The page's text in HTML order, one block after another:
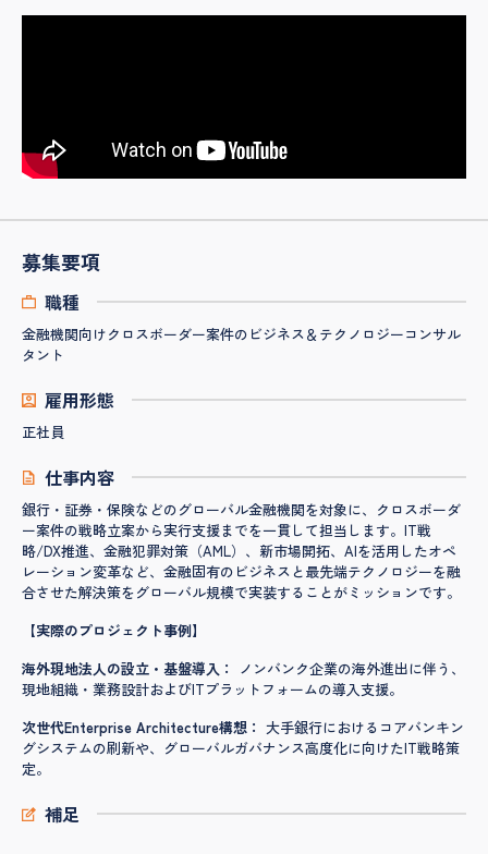
募集要項
職種
金融機関向けクロスボーダー案件のビジネス＆テクノロジーコンサル
タント
雇用形態
正社員
仕事内容
銀行・証券・保険などのグローバル金融機関を対象に、クロスボーダ
ー案件の戦略立案から実行支援までを一貫して担当します。IT戦
略/DX推進、金融犯罪対策（AML）、新市場開拓、AIを活用したオペ
レーション変革など、金融固有のビジネスと最先端テクノロジーを融
合させた解決策をグローバル規模で実装することがミッションです。
【実際のプロジェクト事例】
海外現地法人の設立・基盤導入：
ノンバンク企業の海外進出に伴う、
現地組織・業務設計およびITプラットフォームの導入支援。
次世代Enterprise Architecture構想： 大手銀行におけるコアバンキン
グシステムの刷新や、グローバルガバナンス高度化に向けたIT戦略策
定。
補足